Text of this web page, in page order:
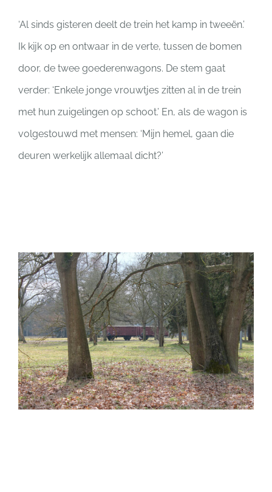
‘Al sinds gisteren deelt de trein het kamp in tweeën.’
Ik kijk op en ontwaar in de verte, tussen de bomen
door, de twee goederenwagons. De stem gaat
verder: ‘Enkele jonge vrouwtjes zitten al in de trein
met hun zuigelingen op schoot.’ En, als de wagon is
volgestouwd met mensen: ‘Mijn hemel, gaan die
deuren werkelijk allemaal dicht?’